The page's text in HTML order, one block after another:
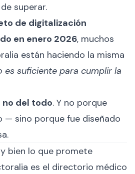
superar.
de digitalización
en enero 2026, muchos
están haciendo la misma
es suficiente para cumplir la
no del todo. Y no porque
— sino porque fue diseñado
bien lo que promete
es el directorio médico